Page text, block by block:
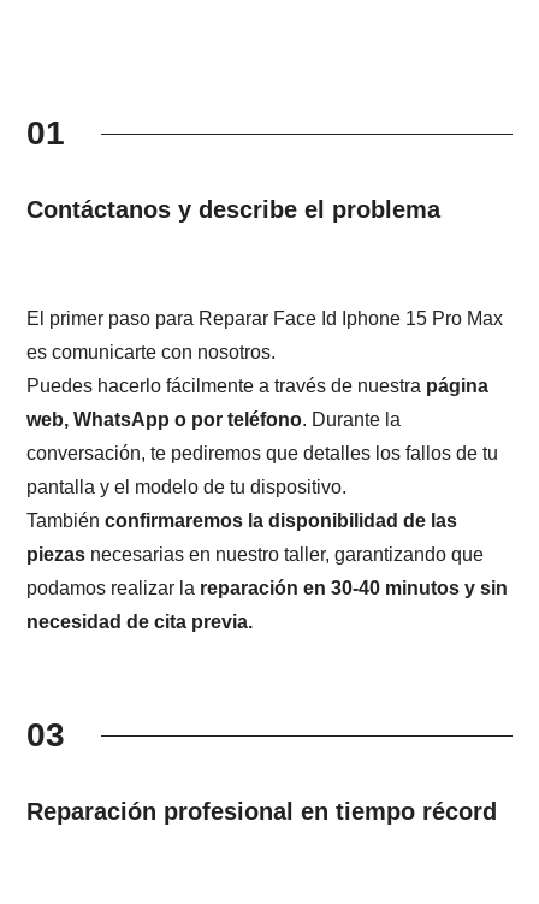
01
Contáctanos y describe el problema
El primer paso para Reparar Face Id Iphone 15 Pro Max
es comunicarte con nosotros.
Puedes hacerlo fácilmente a través de nuestra página
web, WhatsApp o por teléfono. Durante la
conversación, te pediremos que detalles los fallos de tu
pantalla y el modelo de tu dispositivo.
Tambiénconfirmaremos la disponibilidad de las
piezas necesarias en nuestro taller, garantizando que
podamos realizar la reparación en 30-40 minutos y sin
necesidad de cita previa.
03
Reparación profesional en tiempo récord